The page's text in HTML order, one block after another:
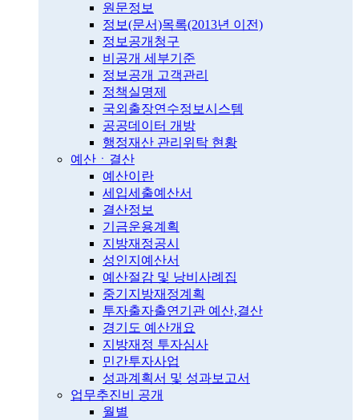
원문정보
정보(문서)목록(2013년 이전)
정보공개청구
비공개 세부기준
정보공개 고객관리
정책실명제
국외출장연수정보시스템
공공데이터 개방
행정재산 관리위탁 현황
예산ㆍ결산
예산이란
세입세출예산서
결산정보
기금운용계획
지방재정공시
성인지예산서
예산절감 및 낭비사례집
중기지방재정계획
투자출자출연기관 예산,결산
경기도 예산개요
지방재정 투자심사
민간투자사업
성과계획서 및 성과보고서
업무추진비 공개
월별